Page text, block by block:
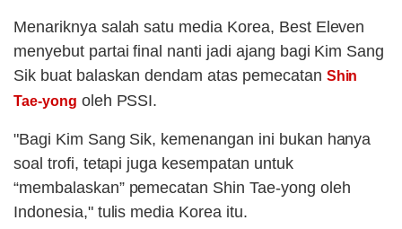
Menariknya salah satu media Korea, Best Eleven
menyebut partai final nanti jadi ajang bagi Kim Sang
Sik buat balaskan dendam atas pemecatan Shin
Tae-yong oleh PSSI.
"Bagi Kim Sang Sik, kemenangan ini bukan hanya
soal trofi, tetapi juga kesempatan untuk
“membalaskan” pemecatan Shin Tae-yong oleh
Indonesia," tulis media Korea itu.